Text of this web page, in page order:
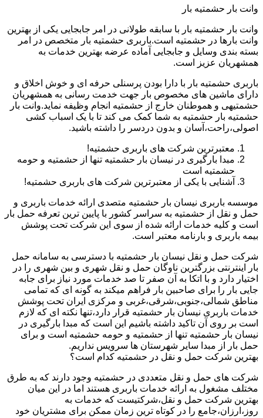
وانت بار حشمتیه بار
وانت بار حشمتیه بار با سابقه طولانی در امر جابجایی یکی از بهترین
وانت بارها در حشمتیه است.باربری حشمتیه بار متخصص در امر
بسته بندی وسایل و جابجایی آماده عرضه بهترین خدمات به
همشهریان عزیز است.
باربری حشمتیه بار با دارا بودن پرسنلی حرفه ای و خوش اخلاق و
دارای ماشین های مخصوص بار جهت خدمت رسانی به همشهریان
حشمتیهی و هموطنان خارج از حشمتیه انجام وظیفه نماید.وانت بار
حشمتیه بار حشمتیه به شما کمک می کند تا با یک اسباب کشی
اصولی،راحت،آسان و بدون دردسر را داشته باشید.
معتبرترین شرکت های باربری حشمتیه!
مبدا بارگیری در نیسان بار حشمتیه تنها از حشمتیه و حومه
حشمتیه است
آشنایی با یکی از معتبرترین شرکت های باربری حشمتیه!
موسسه باربری نیسان بار حشمتیه متصدی ارائه خدمات باربری و
حمل و نقل از حشمتیه به سراسر کشور با پایین ترین تعرفه حمل بار
است و کلیه خدمات ارائه شده از سوی این شرکت تحت پوشش
بیمه باربری و بارنامه معتبر است.
شرکت حمل و نقل نیسان بار حشمتیه با دسترسی به سامانه حمل
بار اینترنتی بزرگترین ناوگان حمل و نقل شهری و بین شهری را در
اختیار دارد و با اتکا به آن صفر تا صد خدمات مورد نیاز برای جابه
جایی بار را برای صاحبین بار فراهم میکند به گونه ای که تمامی
مناطق شمالی،جنوبی،شرقی،غربی و مرکزی ایران تحت پوشش
خدمات باربری نیسان بار حشمتیه قرار دارد،تنها نکته ای که لازم
است بر روی آن تاکید داشته باشیم این است که مبدا بارگیری در
نیسان بار حشمتیه تنها از حشمتیه و حومه حشمتیه است و برای
حمل بار از مبدا سایر شهرستان ها سرویس نداریم.
بهترین شرکت حمل و نقل در حشمتیه کدام است؟
شرکت های حمل و نقل متعددی در حشمتیه وجود دارند که به طرق
مختلف مشغول به ارائه خدمات باربری هستند اما در این میان
بهترین شرکت حمل و نقل،شرکتیست که خدمات به
روز،ارزان،جامع را در کوتاه ترین زمان ممکن برای مشتریان خود